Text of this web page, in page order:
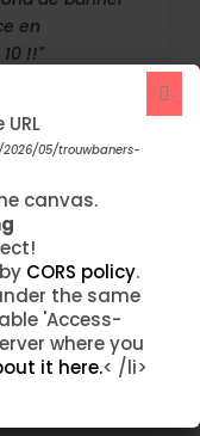
en
!!"
erg goed
banner is
nog meeeeer
levering is
05/double-flower-
canvas.
CORS policy.
the same
'Access-
where you
it here.< /li>
05/trouwbaners-
canvas.
CORS policy.
the same
'Access-
where you
it here.< /li>